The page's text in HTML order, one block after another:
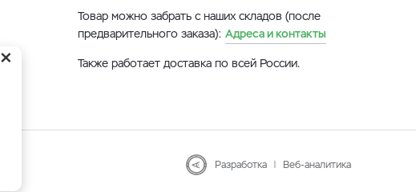
Товар можно забрать с наших складов (после
предварительного заказа): Адреса и контакты
Также работает доставка по всей России.
Разработка | Веб-аналитика
×